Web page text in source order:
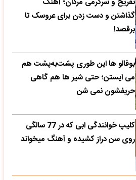
گذاشتن و دست زدن برای عروسک تا
برقصد!
بوفالو ها این‌ طوری پشت‌به‌پشت هم
می‌ ایستن؛ حتی شیر ها هم گاهی
حریفشون نمی‌ شن
کلیپ خوانندگی ابی که در 77 سالگی
روی سن دراز کشیده و آهنگ میخواند